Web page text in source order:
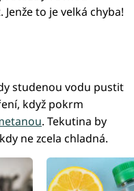
to je velká chyba!
studenou vodu pustit
když pokrm
. Tekutina by
ne zcela chladná.